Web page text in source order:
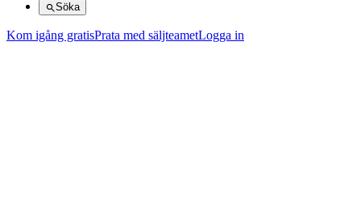
Söka
Kom igång gratisPrata med säljteametLogga in